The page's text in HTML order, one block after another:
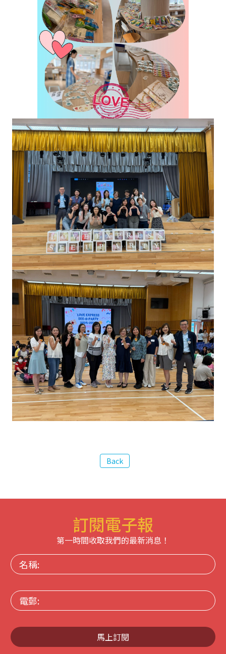
訂閱電子報
第一時間收取我們的最新消息！
名
稱:
電
郵:
馬上訂閱